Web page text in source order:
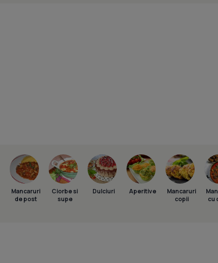
Mancaruri
de post
Ciorbe si
supe
Dulciuri Aperitive
Mancaruri
copii
cu